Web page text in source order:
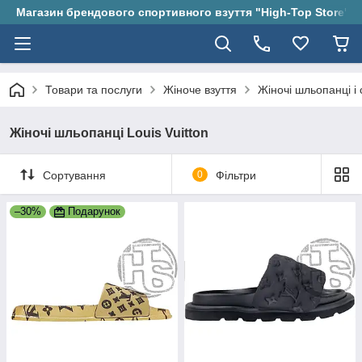
Магазин брендового спортивного взуття "High-Top Store"
Товари та послуги Жіноче взуття Жіночі шльопанці і
Жіночі шльопанці Louis Vuitton
Сортування 0 Фільтри
–30% Подарунок